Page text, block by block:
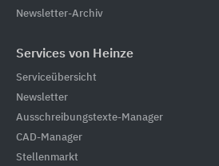
Newsletter-Archiv
Services von Heinze
Serviceübersicht
Newsletter
Ausschreibungstexte-Manager
CAD-Manager
Stellenmarkt